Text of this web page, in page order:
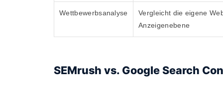
Wettbewerbsanalyse
Vergleicht die eigene
Anzeigenebene
SEMrush vs. Google Search